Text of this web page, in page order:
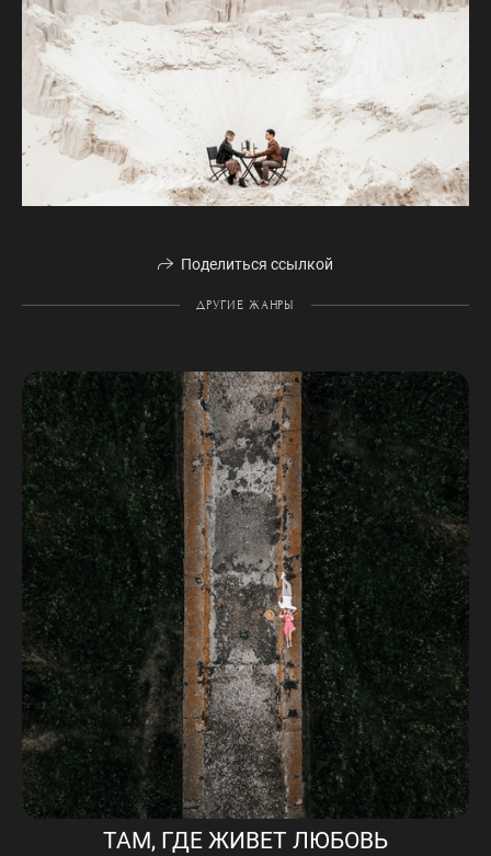
Поделиться ссылкой
ДРУГИЕ ЖАНРЫ
ТАМ, ГДЕ ЖИВЕТ ЛЮБОВЬ